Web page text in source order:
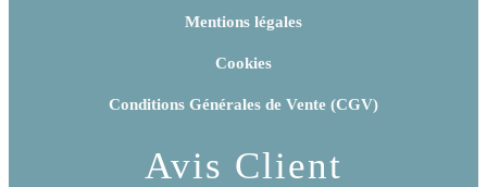
Mentions légales
Cookies
Conditions Générales de Vente (CGV)
Avis Client